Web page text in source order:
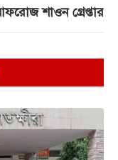
শাওন গ্রেপ্তার